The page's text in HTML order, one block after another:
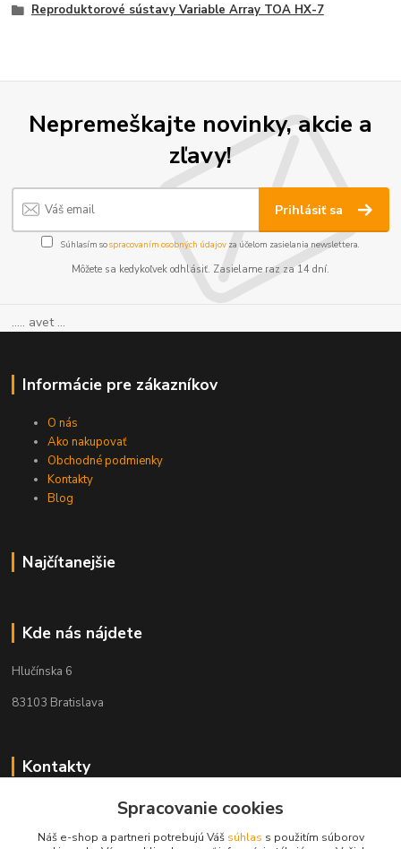
Reproduktorové sústavy Variable Array TOA HX-7
Nepremeškajte novinky, akcie a
zľavy!
Prihlásiť sa
Súhlasím sospracovaním osobných údajov za účelom zasielania newslettera.
Môžete sa kedykoľvek odhlásiť. Zasielame raz za 14 dní.
..... avet ...
Informácie pre zákazníkov
O nás
Ako nakupovať
Obchodné podmienky
Kontakty
Blog
Najčítanejšie
Kde nás nájdete
Hlučínska 6
83103 Bratislava
Kontakty
+421 908 678 479Spracovanie cookies
Náš e-shop a partneri potrebujú Váš súhlas s použitím súborov